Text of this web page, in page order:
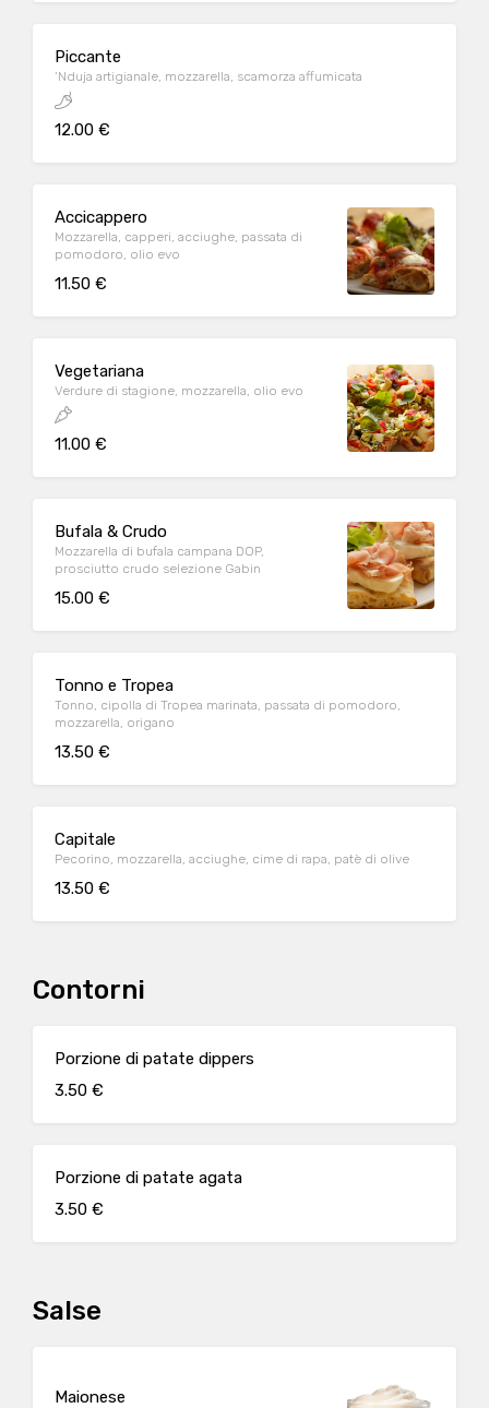
Piccante
‘Nduja artigianale, mozzarella, scamorza affumicata
12.00 €
Accicappero
Mozzarella, capperi, acciughe, passata di
pomodoro, olio evo
11.50 €
Vegetariana
Verdure di stagione, mozzarella, olio evo
11.00 €
Bufala & Crudo
Mozzarella di bufala campana DOP,
prosciutto crudo selezione Gabin
15.00 €
Tonno e Tropea
Tonno, cipolla di Tropea marinata, passata di pomodoro,
mozzarella, origano
13.50 €
Capitale
Pecorino, mozzarella, acciughe, cime di rapa, patè di olive
13.50 €
Contorni
Porzione di patate dippers
3.50 €
Porzione di patate agata
3.50 €
Salse
Maionese